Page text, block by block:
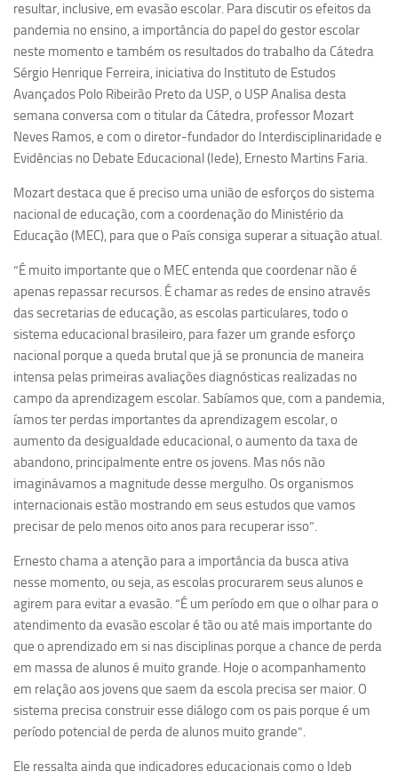
Grupos de pesquisa encerrados
Ano Sabático
Daniel Domingues dos Santos
Cíntia Rosa Pereira de Lima
Cristina Godoy Bernardo de Oliveira (FDRP)
Evandro Eduardo Seron Ruiz
Fabiana Cristina Severi (FDRP)
Geciane Silveira Porto
Maria Paula Costa Bertran
Professor Sênior
Professores Seniores Encerrados
Institucional
Equipe
Estrutura do polo
Espaço de Eventos
Ciência com Pipoca
Ciência Por Elas
Pint of Science
União Pró-Vacina
USP Analisa
Publicações
Clipping
resultar, inclusive, em evasão escolar. Para discutir os efeitos da
pandemia no ensino, a importância do papel do gestor escolar
neste momento e também os resultados do trabalho da Cátedra
Sérgio Henrique Ferreira, iniciativa do Instituto de Estudos
Avançados Polo Ribeirão Preto da USP, o USP Analisa desta
semana conversa com o titular da Cátedra, professor Mozart
Neves Ramos, e com o diretor-fundador do Interdisciplinaridade e
Evidências no Debate Educacional (Iede), Ernesto Martins Faria.
Mozart destaca que é preciso uma união de esforços do sistema
nacional de educação, com a coordenação do Ministério da
Educação (MEC), para que o País consiga superar a situação atual.
“É muito importante que o MEC entenda que coordenar não é
apenas repassar recursos. É chamar as redes de ensino através
das secretarias de educação, as escolas particulares, todo o
sistema educacional brasileiro, para fazer um grande esforço
nacional porque a queda brutal que já se pronuncia de maneira
intensa pelas primeiras avaliações diagnósticas realizadas no
campo da aprendizagem escolar. Sabíamos que, com a pandemia,
íamos ter perdas importantes da aprendizagem escolar, o
aumento da desigualdade educacional, o aumento da taxa de
abandono, principalmente entre os jovens. Mas nós não
imaginávamos a magnitude desse mergulho. Os organismos
internacionais estão mostrando em seus estudos que vamos
precisar de pelo menos oito anos para recuperar isso”.
Ernesto chama a atenção para a importância da busca ativa
nesse momento, ou seja, as escolas procurarem seus alunos e
agirem para evitar a evasão. “É um período em que o olhar para o
atendimento da evasão escolar é tão ou até mais importante do
que o aprendizado em si nas disciplinas porque a chance de perda
em massa de alunos é muito grande. Hoje o acompanhamento
em relação aos jovens que saem da escola precisa ser maior. O
sistema precisa construir esse diálogo com os pais porque é um
período potencial de perda de alunos muito grande”.
Ele ressalta ainda que indicadores educacionais como o Ideb